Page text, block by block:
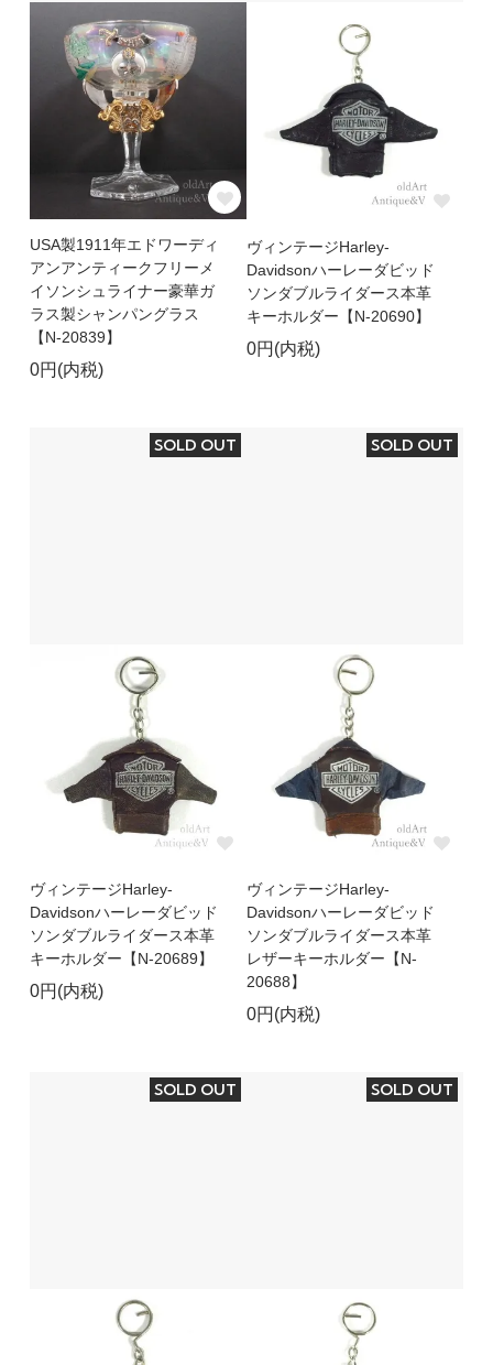
USA製1911年エドワーディ
アンアンティークフリーメ
イソンシュライナー豪華ガ
ラス製シャンパングラス
【N-20839】
0円(内税)
ヴィンテージHarley-
Davidsonハーレーダビッド
ソンダブルライダース本革
キーホルダー【N-20690】
0円(内税)
SOLD OUT
ヴィンテージHarley-
Davidsonハーレーダビッド
ソンダブルライダース本革
キーホルダー【N-20689】
0円(内税)
SOLD OUT
ヴィンテージHarley-
Davidsonハーレーダビッド
ソンダブルライダース本革
レザーキーホルダー【N-
20688】
0円(内税)
SOLD OUT SOLD OUT